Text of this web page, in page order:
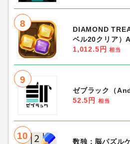
8
DIAMOND
ベル20クリア）
1,012.5円
相当
9
ゼブラック（
52.5円
相当
10
数独：脳パズル